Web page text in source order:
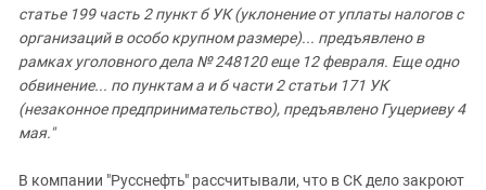
статье 199 часть 2 пункт б УК (уклонение от уплаты налогов с
организаций в особо крупном размере)... предъявлено в
рамках уголовного дела № 248120 еще 12 февраля. Еще одно
обвинение... по пунктам а и б части 2 статьи 171 УК
(незаконное предпринимательство), предъявлено Гуцериеву 4
мая."
В компании "Русснефть" рассчитывали, что в СК дело закроют